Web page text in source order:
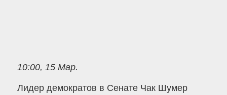
10:00, 15 Мар.
Лидер демократов в Сенате Чак Шумер